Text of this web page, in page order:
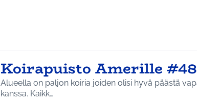
Koirapuisto Amerille
Alueella on paljon koiria joiden olisi hyvä päästä
kanssa. Kaikk…